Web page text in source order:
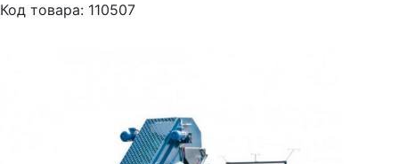
Код товара: 110507